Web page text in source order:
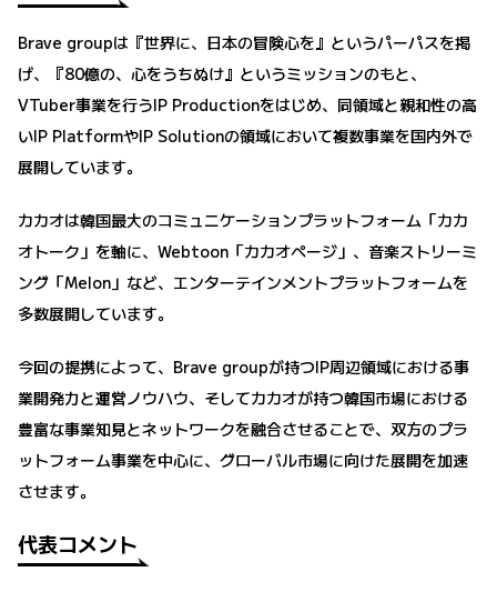
Brave groupは『世界に、日本の冒険心を』というパーパスを掲
げ、『80億の、心をうちぬけ』というミッションのもと、
VTuber事業を行うIP Productionをはじめ、同領域と親和性の高
いIP PlatformやIP Solutionの領域において複数事業を国内外で
展開しています。
カカオは韓国最大のコミュニケーションプラットフォーム「カカ
オトーク」を軸に、Webtoon「カカオページ」、音楽ストリーミ
ング「Melon」など、エンターテインメントプラットフォームを
多数展開しています。
今回の提携によって、Brave groupが持つIP周辺領域における事
業開発力と運営ノウハウ、そしてカカオが持つ韓国市場における
豊富な事業知見とネットワークを融合させることで、双方のプラ
ットフォーム事業を中心に、グローバル市場に向けた展開を加速
させます。
代表コメント